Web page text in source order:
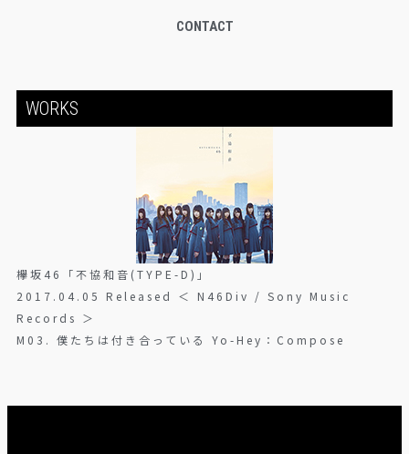
CONTACT
WORKS
欅坂46「不協和音(TYPE-D)」
2017.04.05 Released ＜ N46Div / Sony Music
Records ＞
M03. 僕たちは付き合っている Yo-Hey：Compose